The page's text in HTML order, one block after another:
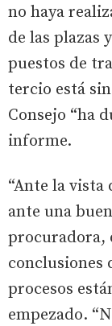
no haya
de las plazas
puestos de
tercio está
Consejo “ha
informe.
“Ante la vista
ante una
procuradora,
conclusiones
procesos
empezado.